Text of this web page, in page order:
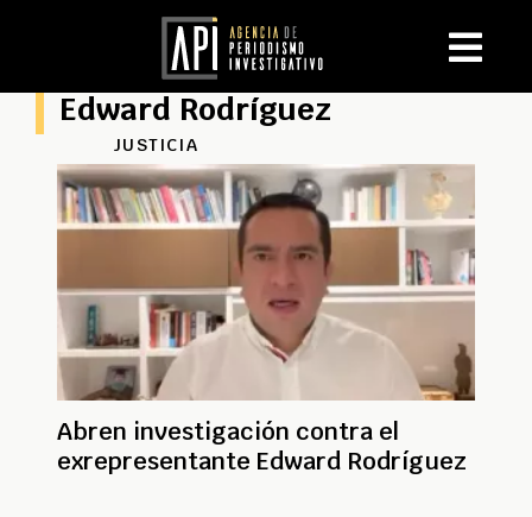
Edward Rodríguez
JUSTICIA
Abren investigación contra el
exrepresentante Edward Rodríguez